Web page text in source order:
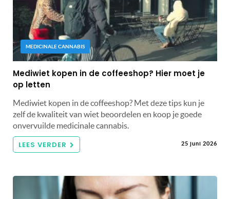
MEDICINALE CANNABIS
Mediwiet kopen in de coffeeshop? Hier moet je
op letten
Mediwiet kopen in de coffeeshop? Met deze tips kun je
zelf de kwaliteit van wiet beoordelen en koop je goede
onvervuilde medicinale cannabis.
LEES VERDER 25 juni 2026